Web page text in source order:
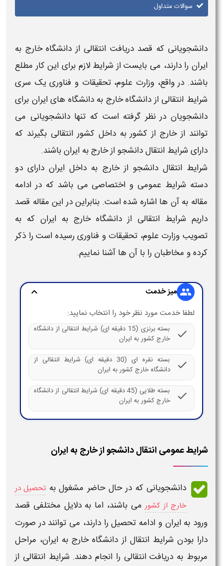
سوالات متداول
دانشجویانی که قصددریافت انتقالی از دانشگاه خارج به
ایرانرا دارند، می بایست از شرایطلازم برای این کار مطلع
باشند. در واقع، وزارت علوم، تحقیقات و فناوری یک سری
شرایط انتقالی از دانشگاه خارج به دانشگاه های ایران برای
دانشجویان در نظر گرفته است که تنها دانشجویانی می
توانند ازخارج از کشور بهداخل کشور انتقالیبگیرند که
دارای شرایط انتقال دانشجو از خارج به ایرانباشند.
شرایط انتقال دانشجو از خارج به داخل ایراندارای دو
دسته شرایط عمومی و اختصاصی می باشد که در ادامه
مقاله به آن ها اشاره شده است. بنابراین در این مقاله قصد
داریم شرایط انتقالی از دانشگاه خارج به ایران که به
تصویب وزارت علوم، تحقیقات و فناوری رسیده است را ذکر
کرده و مخاطبان را با آن ها آشنا نماییم.
group میز خدمت expand_more
لطفا خدمت مورد نظر خود را انتخاب نمایید:
check
بسته برنزی (15 دقیقه ای) شرایط انتقالی از دانشگاه
خارج کشور به ایران
check
بسته نقره ای (30 دقیقه ای) شرایط انتقالی از
دانشگاه خارج کشور به ایران
check
بسته طلایی (45 دقیقه ای) شرایط انتقالی از دانشگاه
خارج کشور به ایران
شرایط عمومی انتقال دانشجو از خارج به ایران
دانشجویانی که در حال حاضر مشغول به تحصیل در
خارج از کشورمی باشند، اما به دلایل مختلفی قصد
ورود بهایرانو ادامه تحصیل را دارند، می توانند در صورت
دارا بودن شرایط انتقال از دانشگاه خارج به ایران، مراحل
مربوط به دریافت انتقالی را انجام دهند. شرایط انتقالی از